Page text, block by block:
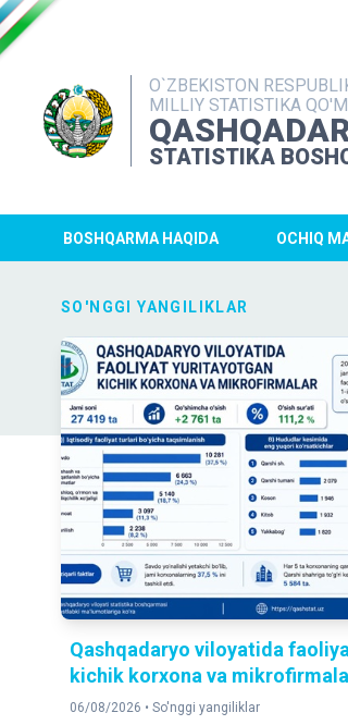
O`ZBEKISTON
MILLIY STATISTIKA
STATISTIKA
BOSHQARMA HAQIDA OCHIQ
SO'NGGI YANGILIKLAR
Qashqadaryo viloyatida
kichik korxona va
06/08/2026 • So'nggi yangiliklar